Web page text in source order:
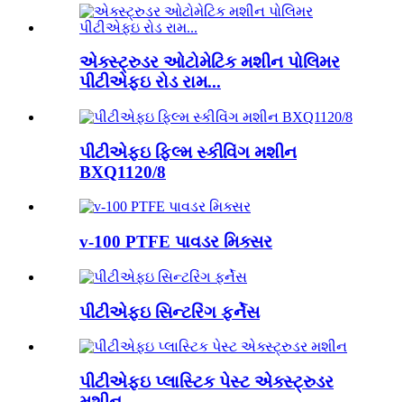
એક્સ્ટ્રુડર ઓટોમેટિક મશીન પોલિમર
પીટીએફઇ રોડ રામ...
પીટીએફઇ ફિલ્મ સ્કીવિંગ મશીન
BXQ1120/8
v-100 PTFE પાવડર મિક્સર
પીટીએફઇ સિન્ટરિંગ ફર્નેસ
પીટીએફઇ પ્લાસ્ટિક પેસ્ટ એક્સ્ટ્રુડર